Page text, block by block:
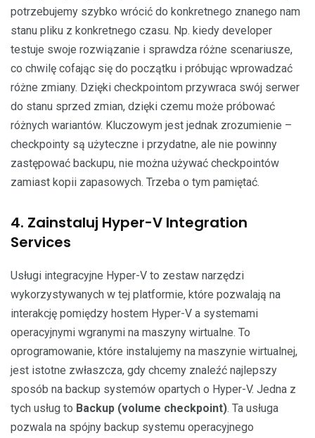
potrzebujemy szybko wrócić do konkretnego znanego nam
stanu pliku z konkretnego czasu. Np. kiedy developer
testuje swoje rozwiązanie i sprawdza różne scenariusze,
co chwilę cofając się do początku i próbując wprowadzać
różne zmiany. Dzięki checkpointom przywraca swój serwer
do stanu sprzed zmian, dzięki czemu może próbować
różnych wariantów. Kluczowym jest jednak zrozumienie –
checkpointy są użyteczne i przydatne, ale nie powinny
zastępować backupu, nie można używać checkpointów
zamiast kopii zapasowych. Trzeba o tym pamiętać.
4. Zainstaluj Hyper-V Integration
Services
Usługi integracyjne Hyper-V to zestaw narzędzi
wykorzystywanych w tej platformie, które pozwalają na
interakcję pomiędzy hostem Hyper-V a systemami
operacyjnymi wgranymi na maszyny wirtualne. To
oprogramowanie, które instalujemy na maszynie wirtualnej,
jest istotne zwłaszcza, gdy chcemy znaleźć najlepszy
sposób na backup systemów opartych o Hyper-V. Jedna z
tych usług to Backup (volume checkpoint). Ta usługa
pozwala na spójny backup systemu operacyjnego